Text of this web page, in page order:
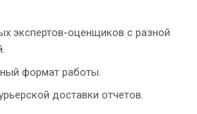
экспертов-оценщиков с разной
формат работы.
доставки отчетов.